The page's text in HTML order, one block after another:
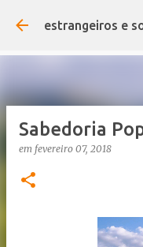
Pular
estrangeiros e
Sabedoria
em fevereiro 07, 2018